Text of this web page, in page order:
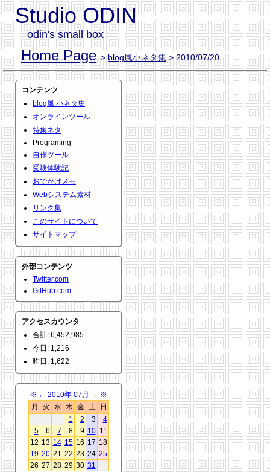
Studio ODIN
odin's small box
Home Page >blog風小ネタ集> 2010/07/20
コンテンツ
blog風 小ネタ集
オンラインツール
特集ネタ
Programing
自作ツール
受験体験記
おでかけメモ
Webシステム素材
リンク集
このサイトについて
サイトマップ
外部コンテンツ
Twitter.com
GitHub.com
アクセスカウンタ
合計: 6,452,985
今日: 1,216
昨日: 1,622
※ ← 2010年 07月 → ※
月
火 水 木 金 土
日
1
2 3
4
5
6 7 8 9 10 11
12 13 14 15 16 17 18
19 20 21 22 23 24 25
26 27 28 29 30 31